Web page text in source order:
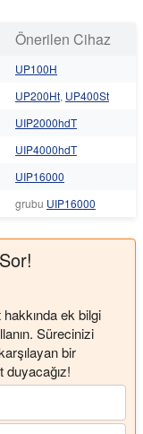
Önerilen Cihaz
UP100H
UP200Ht, UP400St
UIP2000hdT
UIP4000hdT
UIP16000
grubu UIP16000
ek bilgi
Sürecinizi
bir